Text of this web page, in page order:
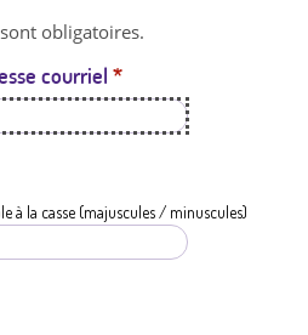
sont obligatoires.
courriel *
à la casse (majuscules / minuscules)